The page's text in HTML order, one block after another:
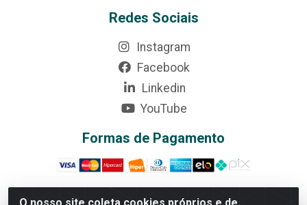
Redes Sociais
Instagram
Facebook
Linkedin
YouTube
Formas de Pagamento